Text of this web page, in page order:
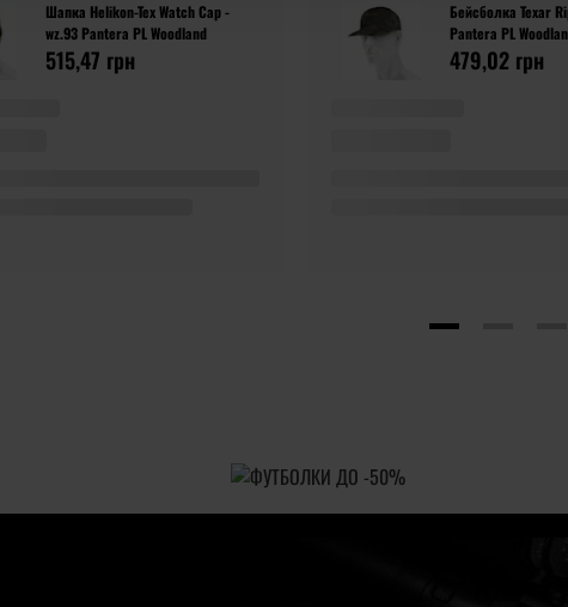
Шапка Helikon-Tex Watch Cap -
wz.93 Pantera PL Woodland
515,47 грн
Бейсболка Texar
Pantera PL
479,02 грн